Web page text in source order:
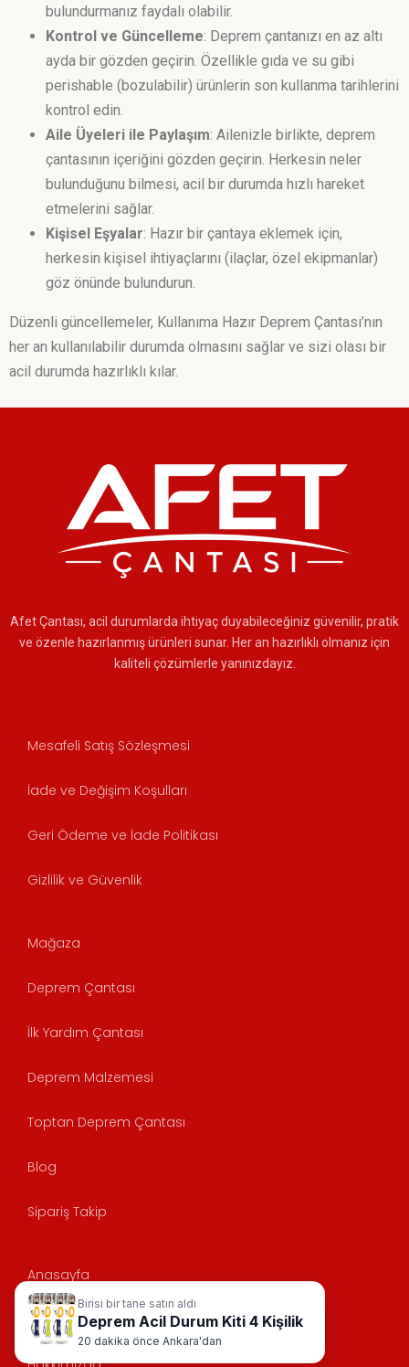
bulundurmanız faydalı olabilir.
Kontrol ve Güncelleme: Deprem çantanızı en az altı
ayda bir gözden geçirin. Özellikle gıda ve su gibi
perishable (bozulabilir) ürünlerin son kullanma tarihlerini
kontrol edin.
Aile Üyeleri ile Paylaşım: Ailenizle birlikte, deprem
çantasının içeriğini gözden geçirin. Herkesin neler
bulunduğunu bilmesi, acil bir durumda hızlı hareket
etmelerini sağlar.
Kişisel Eşyalar: Hazır bir çantaya eklemek için,
herkesin kişisel ihtiyaçlarını (ilaçlar, özel ekipmanlar)
göz önünde bulundurun.
Düzenli güncellemeler, Kullanıma Hazır Deprem Çantası’nın
her an kullanılabilir durumda olmasını sağlar ve sizi olası bir
acil durumda hazırlıklı kılar.
Afet Çantası, acil durumlarda ihtiyaç duyabileceğiniz güvenilir, pratik
ve özenle hazırlanmış ürünleri sunar. Her an hazırlıklı olmanız için
kaliteli çözümlerle yanınızdayız.
Mesafeli Satış Sözleşmesi
İade ve Değişim Koşulları
Geri Ödeme ve İade Politikası
Gizlilik ve Güvenlik
Mağaza
Deprem Çantası
İlk Yardım Çantası
Deprem Malzemesi
Toptan Deprem Çantası
Blog
Sipariş Takip
Anasayfa
KVK
Birisi bir tane satın aldı
Deprem Acil Durum Kiti 4 Kişilik
20 dakika önce Ankara'dan